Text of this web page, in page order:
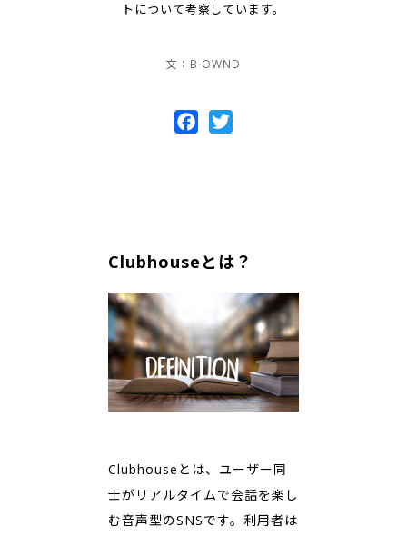
トについて考察しています。
文：B-OWND
Facebook
Clubhouseとは？
Clubhouseとは、ユーザー同
士がリアルタイムで会話を楽し
む音声型のSNSです。利用者は